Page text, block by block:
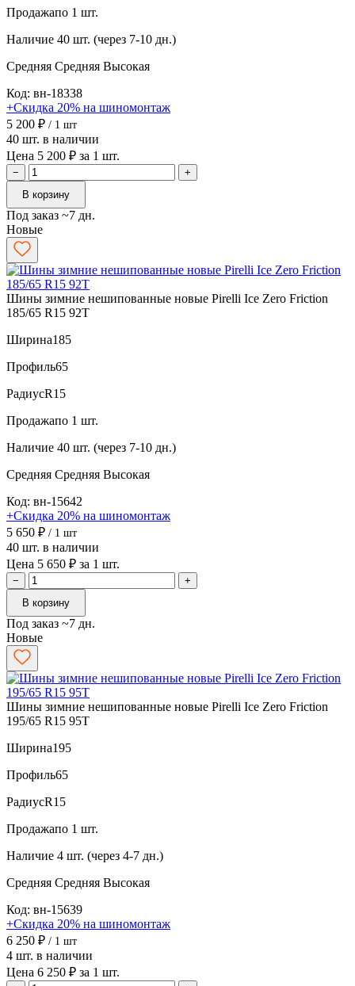
Продажапо 1 шт.
Наличие 40 шт. (через 7-10 дн.)
Средняя Средняя Высокая
Код: вн-18338
+Скидка 20% на шиномонтаж
5 200 ₽ / 1 шт
40 шт. в наличии
Цена 5 200 ₽ за 1 шт.
−
+
В корзину
Под заказ ~7 дн.
Новые
Шины зимние нешипованные новые Pirelli Ice Zero Friction
185/65 R15 92T
Ширина185
Профиль65
РадиусR15
Продажапо 1 шт.
Наличие 40 шт. (через 7-10 дн.)
Средняя Средняя Высокая
Код: вн-15642
+Скидка 20% на шиномонтаж
5 650 ₽ / 1 шт
40 шт. в наличии
Цена 5 650 ₽ за 1 шт.
−
+
В корзину
Под заказ ~7 дн.
Новые
Шины зимние нешипованные новые Pirelli Ice Zero Friction
195/65 R15 95T
Ширина195
Профиль65
РадиусR15
Продажапо 1 шт.
Наличие 4 шт. (через 4-7 дн.)
Средняя Средняя Высокая
Код: вн-15639
+Скидка 20% на шиномонтаж
6 250 ₽ / 1 шт
4 шт. в наличии
Цена 6 250 ₽ за 1 шт.